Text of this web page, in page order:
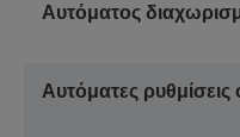
Αυτόματος
Αυτόματες